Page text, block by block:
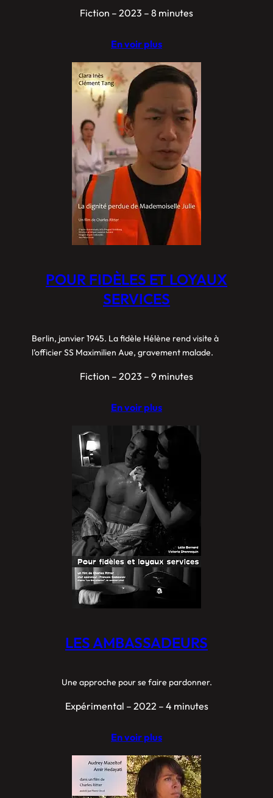
Fiction – 2023 – 8 minutes
En voir plus
POUR FIDÈLES ET LOYAUX
SERVICES
Berlin, janvier 1945. La fidèle Hélène rend visite à
l’officier SS Maximilien Aue, gravement malade.
Fiction – 2023 – 9 minutes
En voir plus
LES AMBASSADEURS
Une approche pour se faire pardonner.
Expérimental – 2022 – 4 minutes
En voir plus